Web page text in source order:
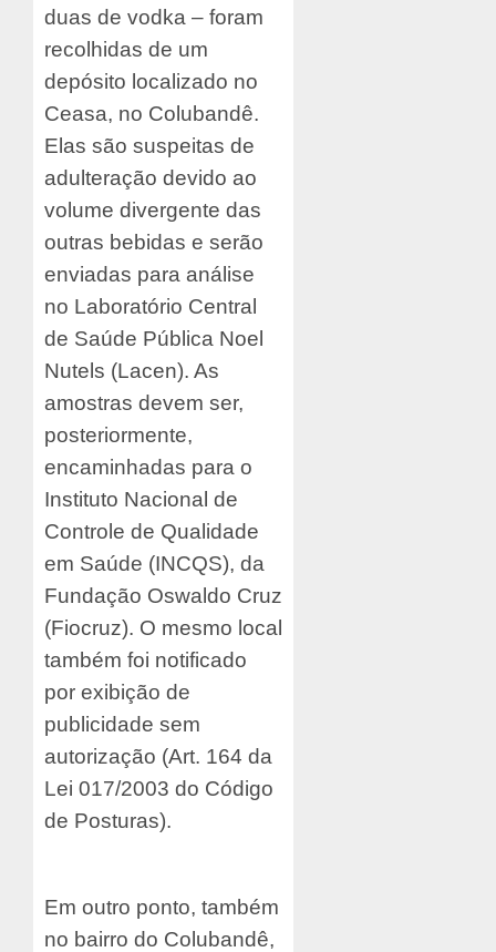
duas de vodka – foram
recolhidas de um
depósito localizado no
Ceasa, no Colubandê.
Elas são suspeitas de
adulteração devido ao
volume divergente das
outras bebidas e serão
enviadas para análise
no Laboratório Central
de Saúde Pública Noel
Nutels (Lacen). As
amostras devem ser,
posteriormente,
encaminhadas para o
Instituto Nacional de
Controle de Qualidade
em Saúde (INCQS), da
Fundação Oswaldo Cruz
(Fiocruz). O mesmo local
também foi notificado
por exibição de
publicidade sem
autorização (Art. 164 da
Lei 017/2003 do Código
de Posturas).
Em outro ponto, também
no bairro do Colubandê,